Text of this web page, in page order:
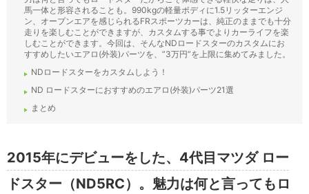
馬一体と形容されることも。990kgの軽量ボディに1.5リッターエンジ
ン、オープンエアを感じられるFRスポーツカーは、純正のままでも十分
走りを楽しむことができますが、カスタムする事でよりカーライフを楽
しむことができます。今回は、そんなNDロードスターのカスタムにお
すすめしたいエアロ(外装)パーツを、”3万円”を上限に集めてみました。
NDロードスターをカスタムしよう！
ND ロードスターにおすすめのエアロ(外装)パーツ21選
まとめ
2015年にデビューをした、4代目マツダ ロー
ドスター（ND5RC）。魅力は何と言ってもロ